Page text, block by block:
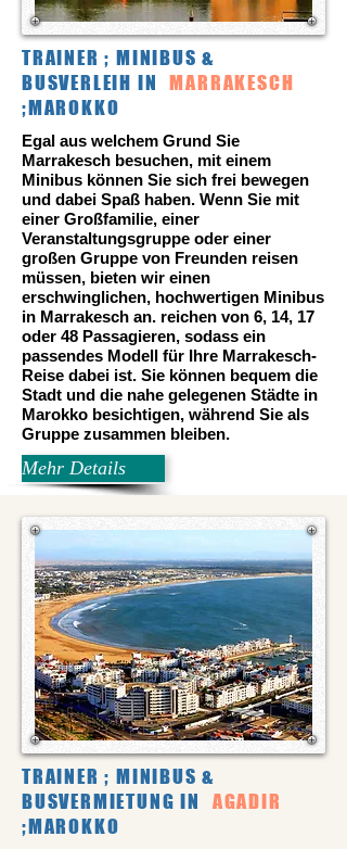
TRAINER ; MINIBUS &
BUSVERLEIH IN
MARRAKESCH
;MAROKKO
Egal aus welchem Grund Sie
Marrakesch besuchen, mit einem
Minibus können Sie sich frei bewegen
und dabei Spaß haben. Wenn Sie mit
einer Großfamilie, einer
Veranstaltungsgruppe oder einer
großen Gruppe von Freunden reisen
müssen, bieten wir einen
erschwinglichen, hochwertigen Minibus
in Marrakesch an. reichen von 6, 14, 17
oder 48 Passagieren, sodass ein
passendes Modell für Ihre Marrakesch-
Reise dabei ist. Sie können bequem die
Stadt und die nahe gelegenen Städte in
Marokko besichtigen, während Sie als
Gruppe zusammen bleiben.
Mehr Details
TRAINER ; MINIBUS &
BUSVERMIETUNG IN
AGADIR
;MAROKKO